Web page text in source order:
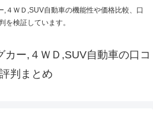
４ＷＤ,SUV自動車の機能性や価格比較、口
を検証しています。
カー,４ＷＤ,SUV自動車の口コ
判まとめ